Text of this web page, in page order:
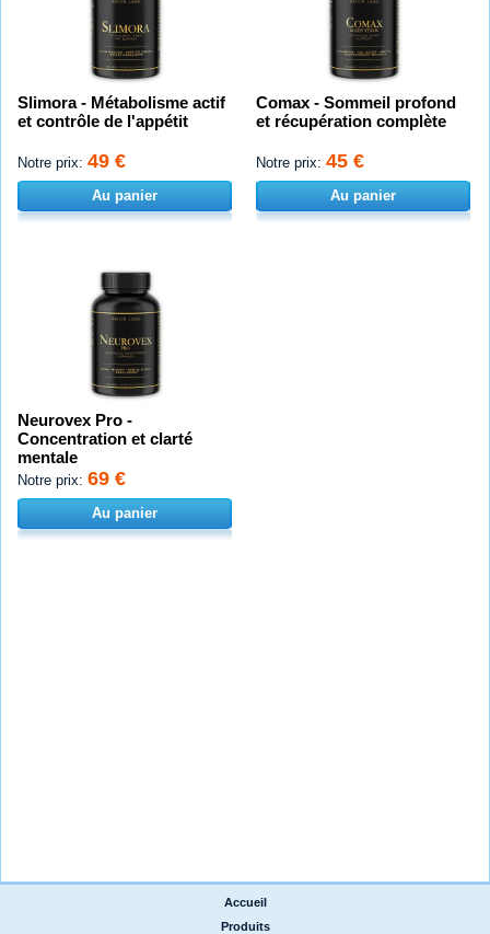
Slimora - Métabolisme actif
et contrôle de l'appétit
Notre prix: 49 €
Au panier
Comax - Sommeil profond
et récupération complète
Notre prix: 45 €
Au panier
Neurovex Pro -
Concentration et clarté
mentale
Notre prix: 69 €
Au panier
Accueil
Produits